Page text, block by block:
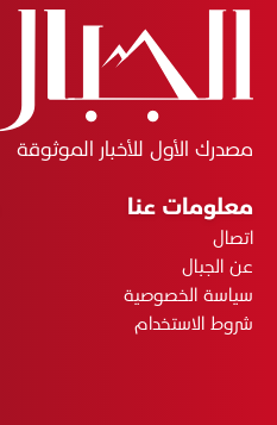
مصدرك الأول للأخبار الموثوقة
معلومات عنا
اتصال
عن الجبال
سياسة الخصوصية
شروط الاستخدام